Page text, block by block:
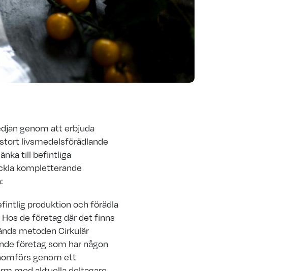
genom att erbjuda
livsmedelsförädlande
till befintliga
kompletterande
produktion och förädla
de företag där det finns
metoden Cirkulär
företag som har någon
genom ett